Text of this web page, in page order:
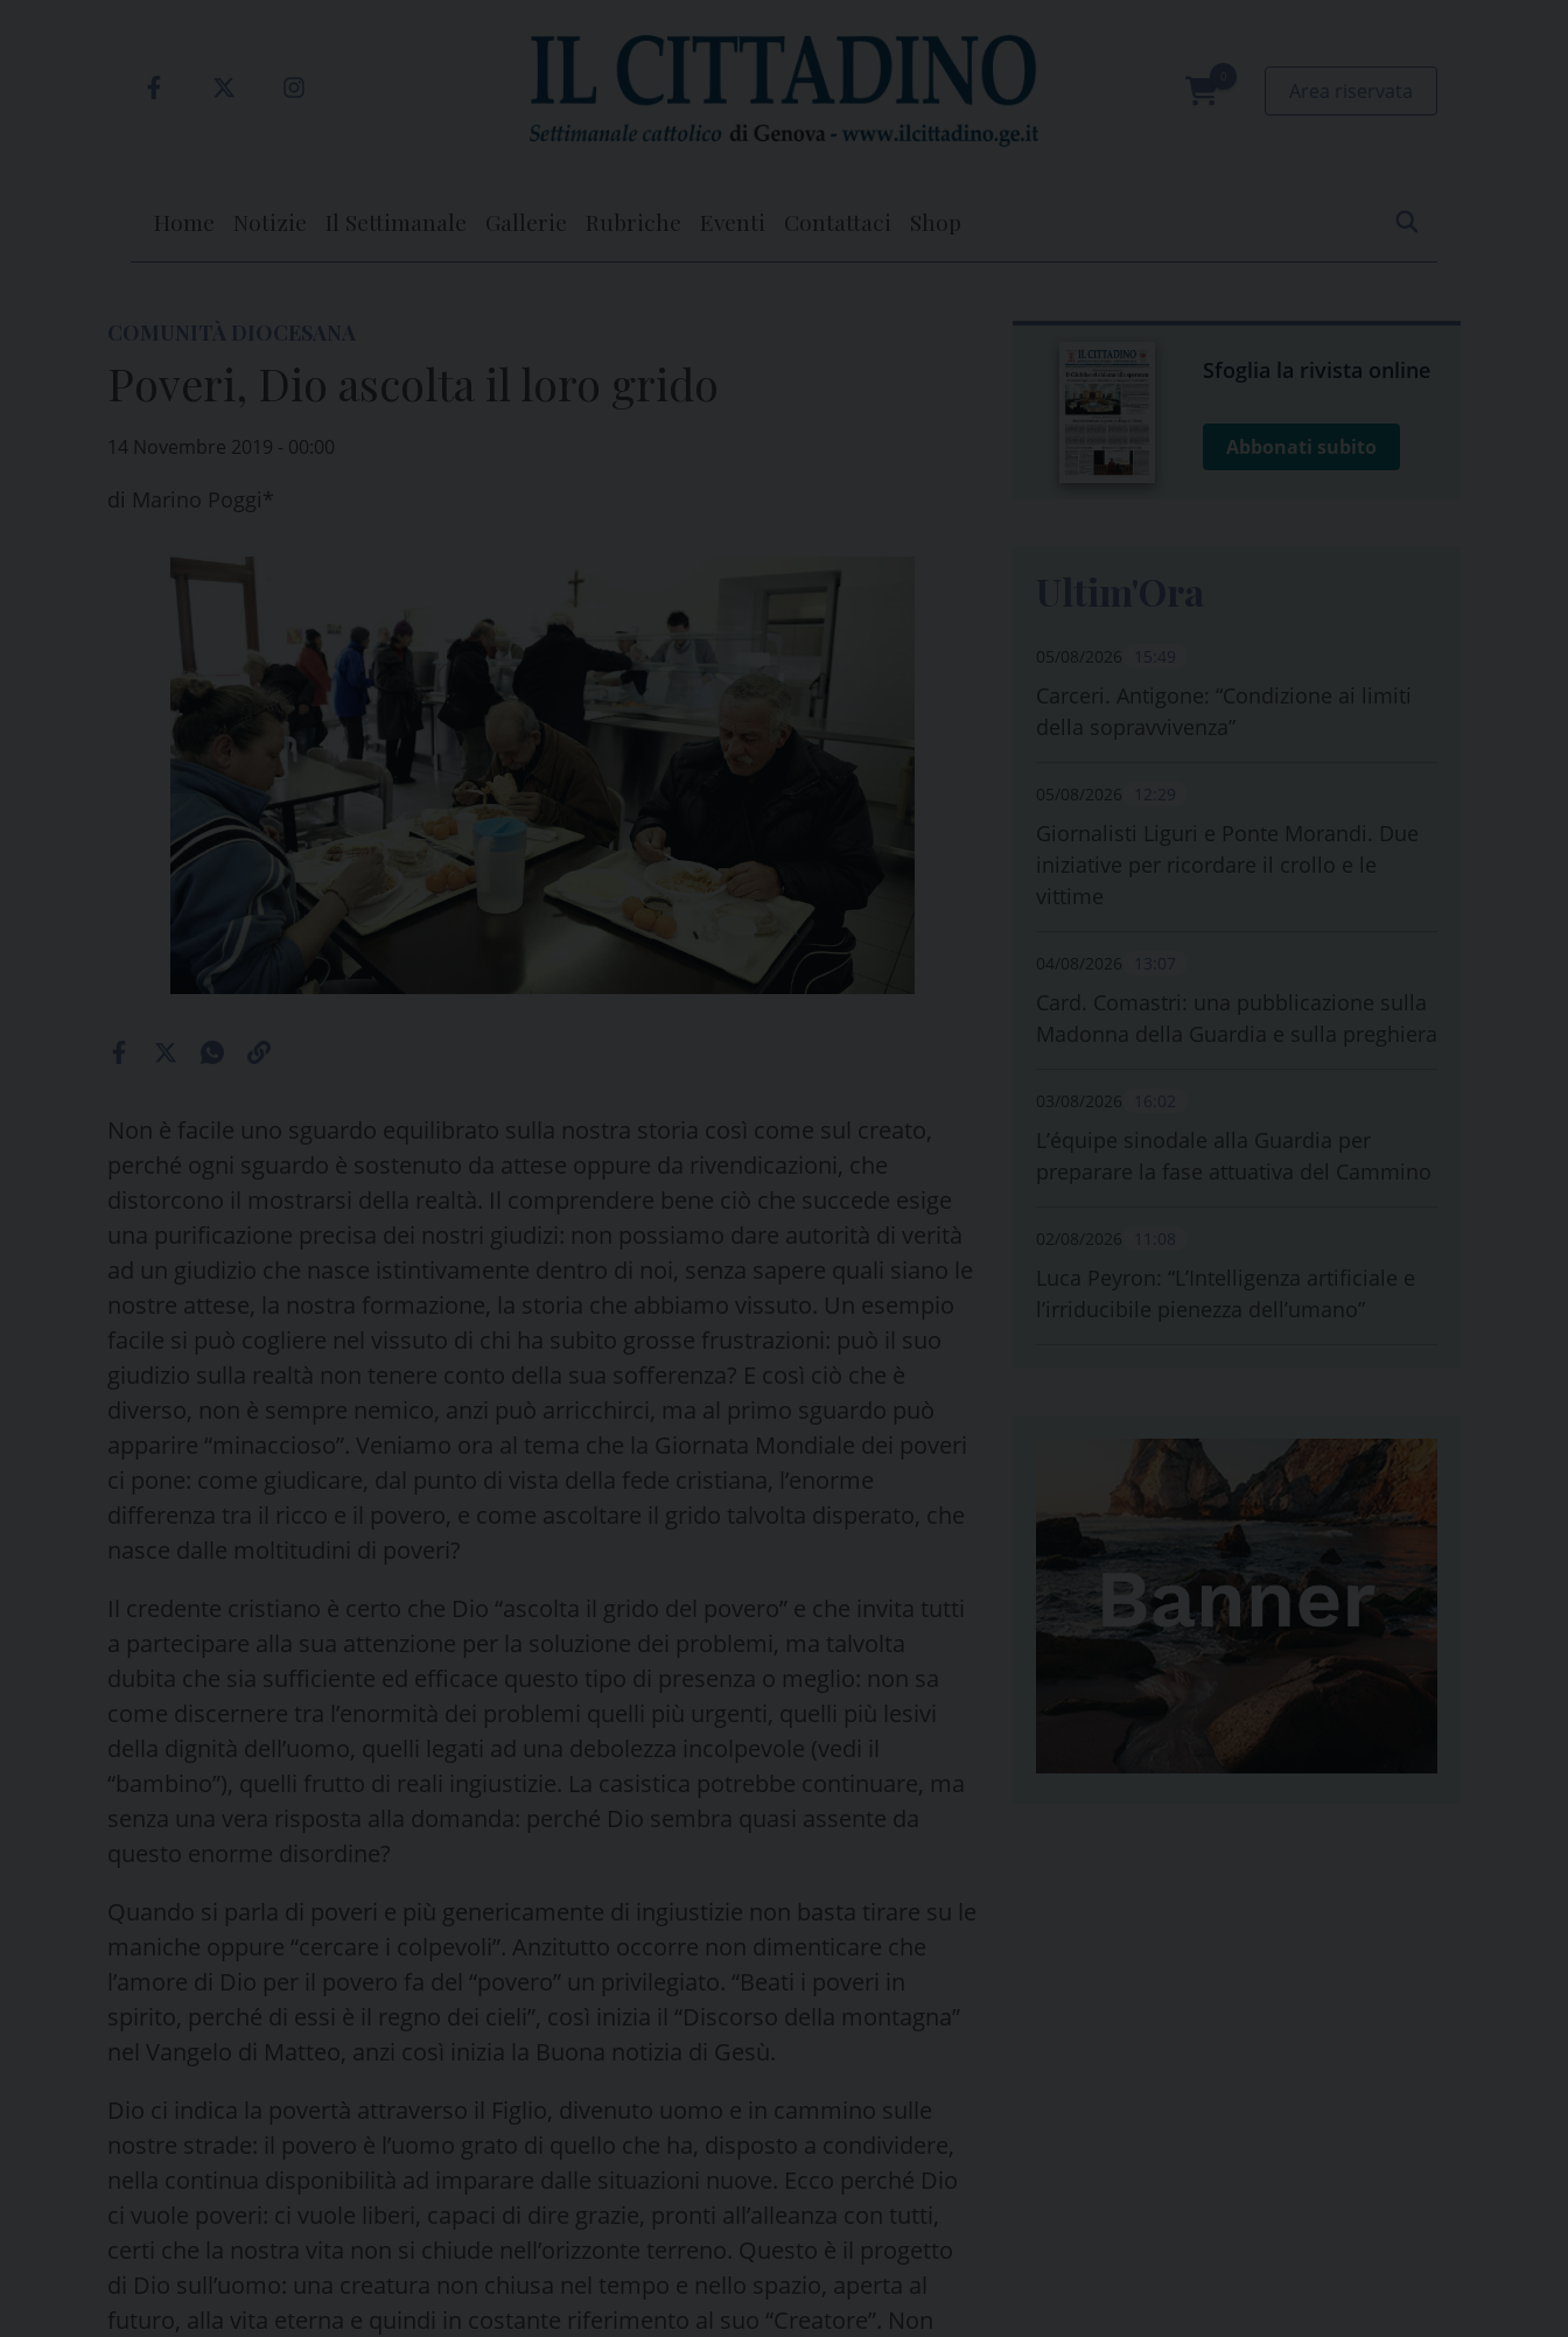
Home Notizie Il Settimanale Gallerie Rubriche Eventi Contattaci Shop
Poveri, Dio ascolta il loro grido
14 Novembre 2019 - 00:00
di Marino Poggi*
Non è facile uno sguardo equilibrato sulla nostra storia così come sul creato,
perché ogni sguardo è sostenuto da attese oppure da rivendicazioni, che
distorcono il mostrarsi della realtà. Il comprendere bene ciò che succede esige
una purificazione precisa dei nostri giudizi: non possiamo dare autorità di verità
ad un giudizio che nasce istintivamente dentro di noi, senza sapere quali siano le
nostre attese, la nostra formazione, la storia che abbiamo vissuto. Un esempio
facile si può cogliere nel vissuto di chi ha subito grosse frustrazioni: può il suo
giudizio sulla realtà non tenere conto della sua sofferenza? E così ciò che è
diverso, non è sempre nemico, anzi può arricchirci, ma al primo sguardo può
apparire “minaccioso”. Veniamo ora al tema che la Giornata Mondiale dei poveri
ci pone: come giudicare, dal punto di vista della fede cristiana, l’enorme
differenza tra il ricco e il povero, e come ascoltare il grido talvolta disperato, che
nasce dalle moltitudini di poveri?
Il credente cristiano è certo che Dio “ascolta il grido del povero” e che invita tutti
a partecipare alla sua attenzione per la soluzione dei problemi, ma talvolta
dubita che sia sufficiente ed efficace questo tipo di presenza o meglio: non sa
come discernere tra l’enormità dei problemi quelli più urgenti, quelli più lesivi
della dignità dell’uomo, quelli legati ad una debolezza incolpevole (vedi il
“bambino”), quelli frutto di reali ingiustizie. La casistica potrebbe continuare, ma
senza una vera risposta alla domanda: perché Dio sembra quasi assente da
questo enorme disordine?
Quando si parla di poveri e più genericamente di ingiustizie non basta tirare su le
maniche oppure “cercare i colpevoli”. Anzitutto occorre non dimenticare che
l’amore di Dio per il povero fa del “povero” un privilegiato. “Beati i poveri in
spirito, perché di essi è il regno dei cieli”, così inizia il “Discorso della montagna”
nel Vangelo di Matteo, anzi così inizia la Buona notizia di Gesù.
Dio ci indica la povertà attraverso il Figlio, divenuto uomo e in cammino sulle
nostre strade: il povero è l’uomo grato di quello che ha, disposto a condividere,
nella continua disponibilità ad imparare dalle situazioni nuove. Ecco perché Dio
ci vuole poveri: ci vuole liberi, capaci di dire grazie, pronti all’alleanza con tutti,
certi che la nostra vita non si chiude nell’orizzonte terreno. Questo è il progetto
di Dio sull’uomo: una creatura non chiusa nel tempo e nello spazio, aperta al
futuro, alla vita eterna e quindi in costante riferimento al suo “Creatore”. Non
Sfoglia la rivista online
Abbonati subito
05/08/2026
Carceri. Antigone: “Condizione ai limiti
della sopravvivenza”
05/08/2026
Giornalisti Liguri e Ponte Morandi. Due
iniziative per ricordare il crollo e le
vittime
04/08/2026
Card. Comastri: una pubblicazione sulla
Madonna della Guardia e sulla preghiera
03/08/2026
L’équipe sinodale alla Guardia per
preparare la fase attuativa del Cammino
02/08/2026
Luca Peyron: “L’Intelligenza artificiale e
l’irriducibile pienezza dell’umano”